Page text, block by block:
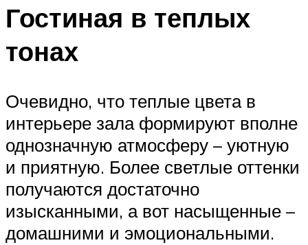
Гостиная в теплых
тонах
Очевидно, что теплые цвета в
интерьере зала формируют вполне
однозначную атмосферу – уютную
и приятную. Более светлые оттенки
получаются достаточно
изысканными, а вот насыщенные –
домашними и эмоциональными.